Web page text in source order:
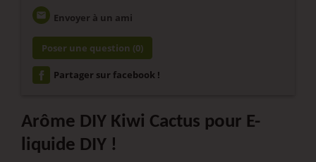
email Envoyer à un ami
Poser une question (0)
Partager sur facebook !
Arôme DIY Kiwi Cactus pour E-
liquide DIY !